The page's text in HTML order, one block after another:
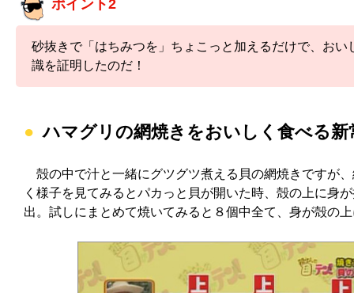
ポイント2
砂抜きで「はちみつを」ちょこっと加えるだけで、おい
識を証明したのだ！
ハマグリの網焼きをおいしく食べる新
殻の中で汁と一緒にグツグツ煮える貝の網焼きですが
く様子を見てみるとパカっと貝が開いた時、殻の上に身
出。試しにまとめて焼いてみると８個中全て、身が殻の